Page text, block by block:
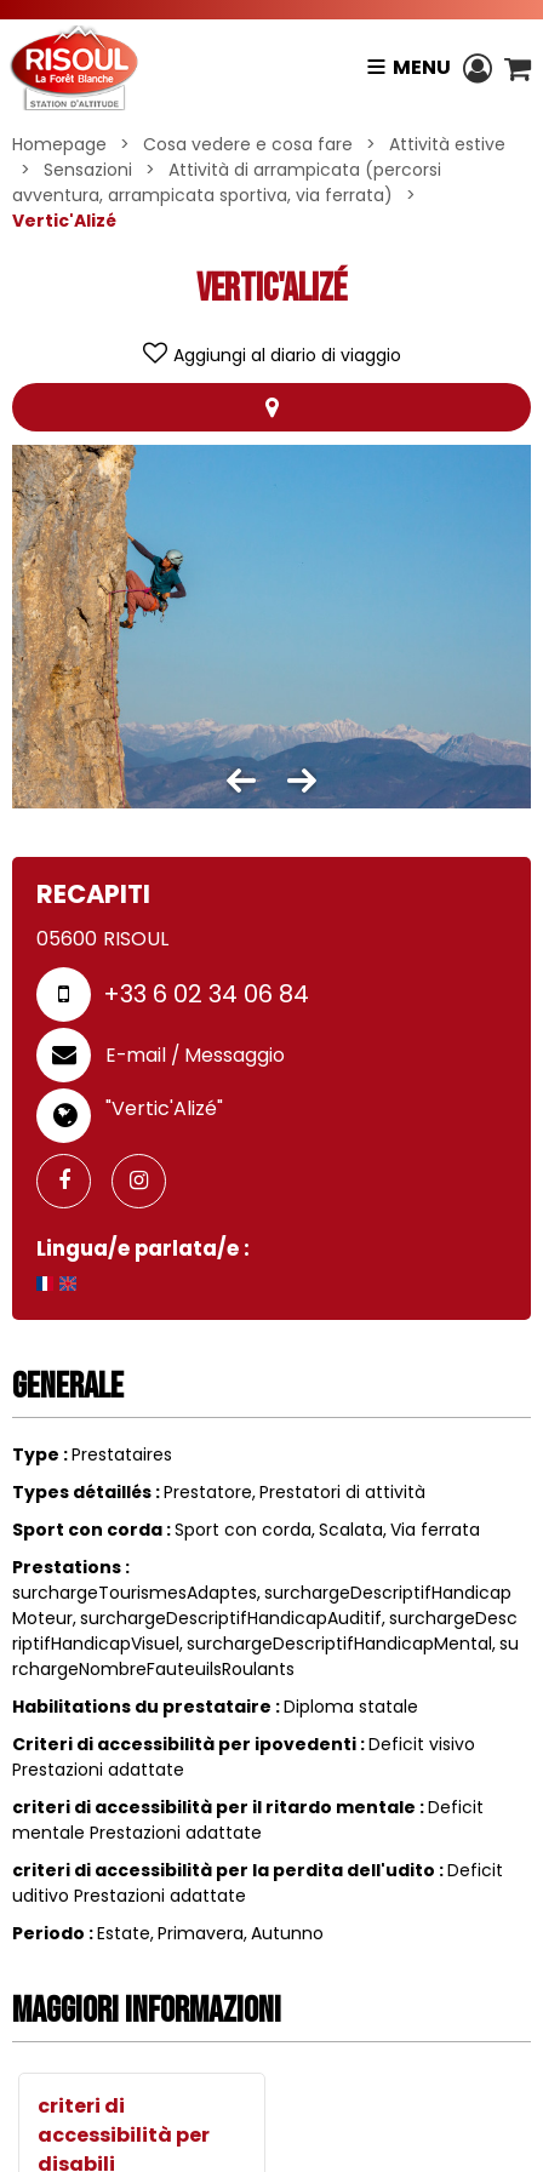
MENU
Homepage > Cosa vedere e cosa fare >
Attività estive
>
Sensazioni >
Attività di arrampicata (percorsi
avventura, arrampicata sportiva, via ferrata)
>
Vertic'Alizé
Vertic'Alizé
Aggiungi al diario di viaggio
RECAPITI
05600 RISOUL
+33 6 02 34 06 84
E-mail / Messaggio
"Vertic'Alizé"
Lingua/e parlata/e :
Generale
Type :Prestataires
Types détaillés :Prestatore Prestatori di attività
Sport con corda :Sport con corda Scalata Via ferrata
Prestations :
surchargeTourismesAdaptes surchargeDescriptifHandicap
Moteur surchargeDescriptifHandicapAuditif surchargeDesc
riptifHandicapVisuel surchargeDescriptifHandicapMental su
rchargeNombreFauteuilsRoulants
Habilitations du prestataire :Diploma statale
Criteri di accessibilità per ipovedenti :Deficit visivo
Prestazioni adattate
criteri di accessibilità per il ritardo mentale :Deficit
mentale Prestazioni adattate
criteri di accessibilità per la perdita dell'udito :Deficit
uditivo Prestazioni adattate
Periodo :Estate Primavera Autunno
Maggiori informazioni
criteri di
accessibilità per
disabili